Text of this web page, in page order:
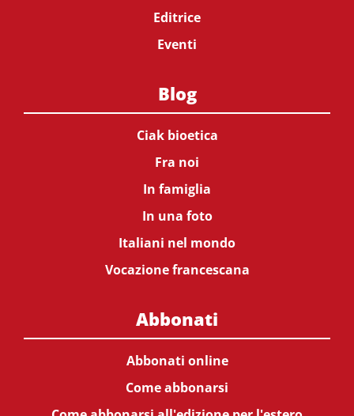
Editrice
Eventi
Blog
Ciak bioetica
Fra noi
In famiglia
In una foto
Italiani nel mondo
Vocazione francescana
Abbonati
Abbonati online
Come abbonarsi